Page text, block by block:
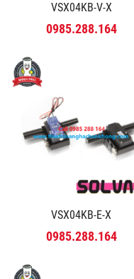
VSX04KB-V-X
0985.288.164
VSX04KB-E-X
0985.288.164